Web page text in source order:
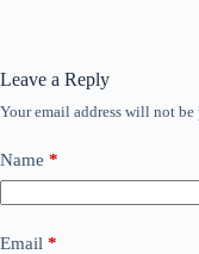
Leave a Reply
Your email address will not
Name *
Email *